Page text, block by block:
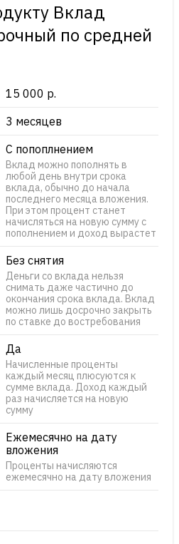
Вклад
по cредней
15 000 р.
3 месяцев
С попоплнением
Вклад можно пополнять в
любой день внутри срока
вклада, обычно до начала
последнего месяца вложения.
При этом процент станет
начисляться на новую сумму с
пополнением и доход вырастет
Без снятия
Деньги со вклада нельзя
снимать даже частично до
окончания срока вклада. Вклад
можно лишь досрочно закрыть
по ставке до востребования
Да
Начисленные проценты
каждый месяц плюсуются к
сумме вклада. Доход каждый
раз начисляется на новую
сумму
Ежемесячно на дату
вложения
Проценты начисляются
ежемесячно на дату вложения